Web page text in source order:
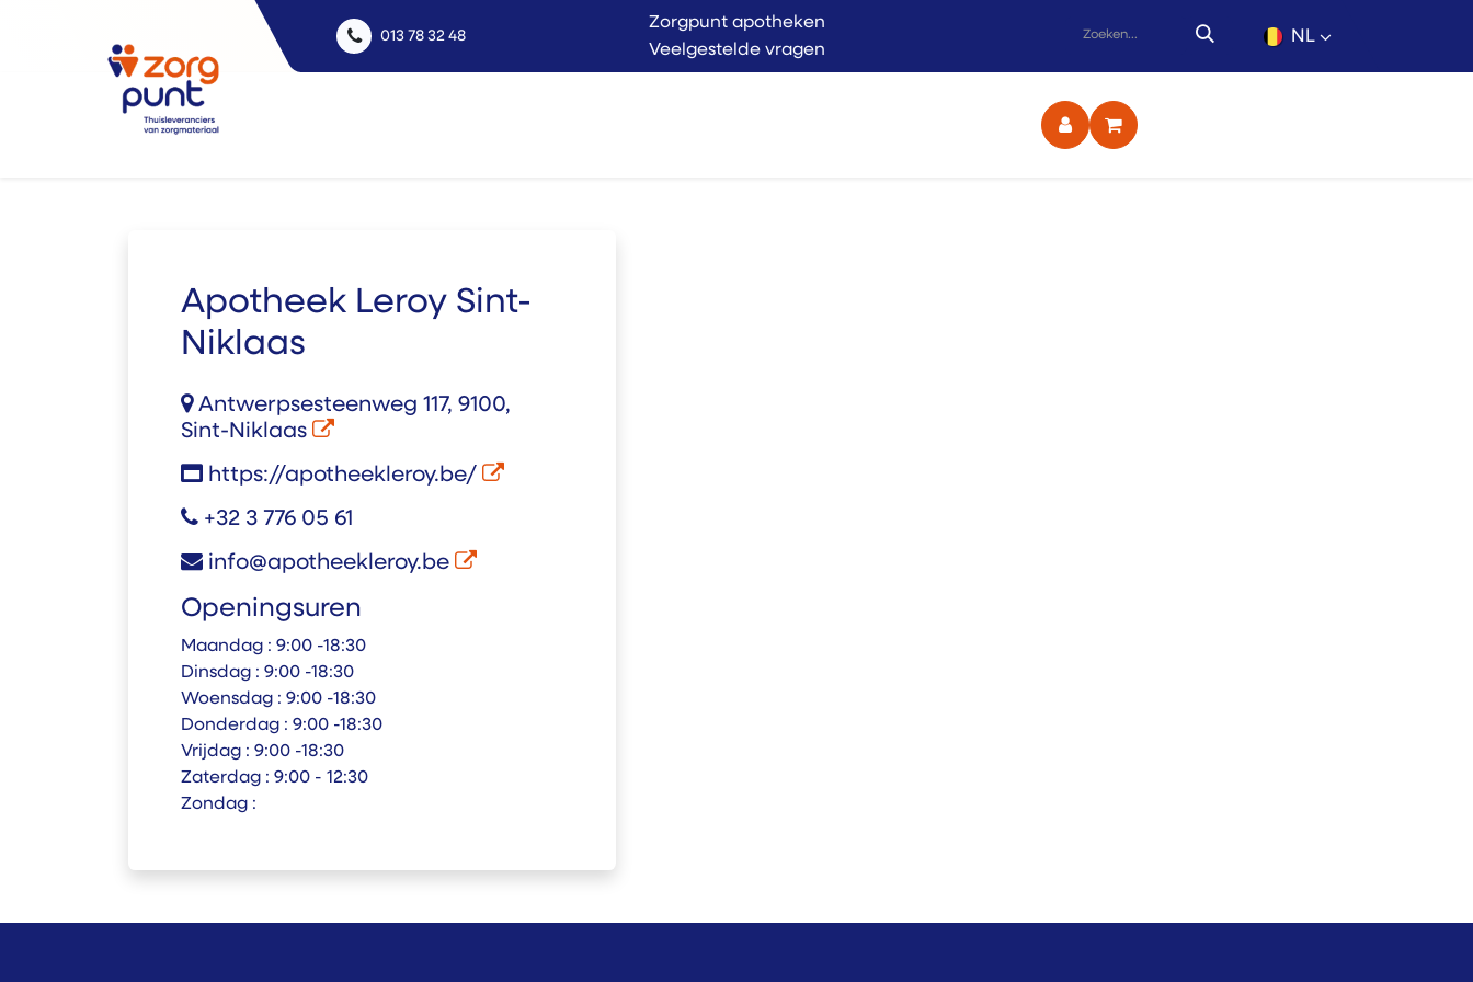
013 78 32 48
Zorgpunt apotheken
Veelgestelde vragen
NL
Apotheek Leroy Sint-
Niklaas
Antwerpsesteenweg 117, 9100,
Sint-Niklaas
https://apotheekleroy.be/
+32 3 776 05 61
info@apotheekleroy.be
Openingsuren
Maandag : 9:00 -18:30
Dinsdag : 9:00 -18:30
Woensdag : 9:00 -18:30
Donderdag : 9:00 -18:30
Vrijdag : 9:00 -18:30
Zaterdag : 9:00 - 12:30
Zondag :